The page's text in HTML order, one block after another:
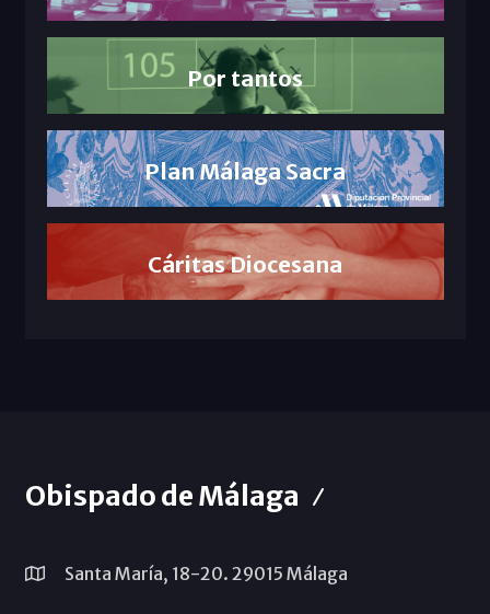
Por tantos
Plan Málaga Sacra
Cáritas Diocesana
Obispado de Málaga
Santa María, 18-20. 29015 Málaga